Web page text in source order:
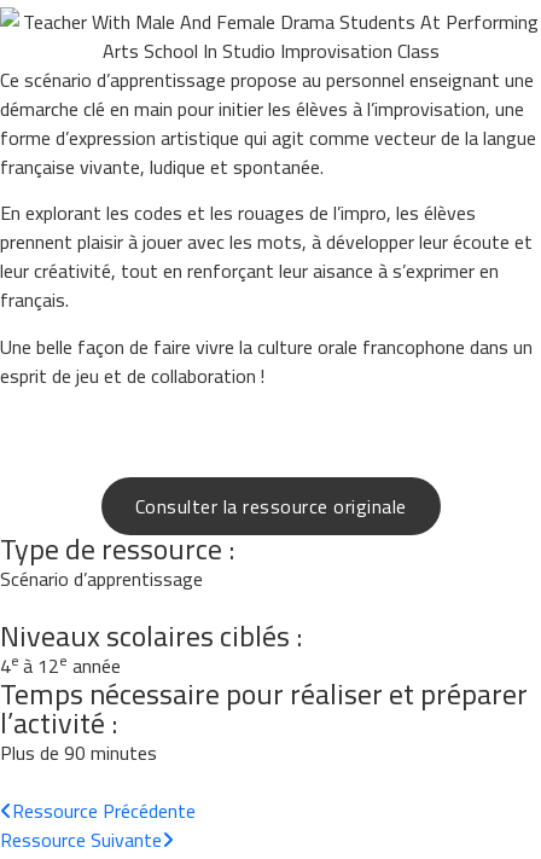
Ce scénario d’apprentissage propose au personnel enseignant une
démarche clé en main pour initier les élèves à l’improvisation, une
forme d’expression artistique qui agit comme vecteur de la langue
française vivante, ludique et spontanée.
En explorant les codes et les rouages de l’impro, les élèves
prennent plaisir à jouer avec les mots, à développer leur écoute et
leur créativité, tout en renforçant leur aisance à s’exprimer en
français.
Une belle façon de faire vivre la culture orale francophone dans un
esprit de jeu et de collaboration !
Consulter la ressource originale
Type de ressource :
Scénario d’apprentissage
Niveaux scolaires ciblés :
4eà 12e année
Temps nécessaire pour réaliser et préparer
l’activité :
Plus de 90 minutes
Ressource Précédente
RessourceSuivante